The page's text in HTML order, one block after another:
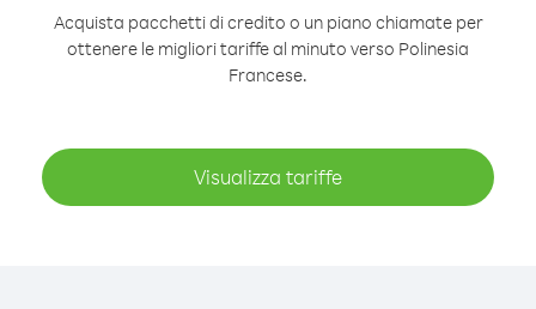
Acquista pacchetti di credito o un piano chiamate per
ottenere le migliori tariffe al minuto verso Polinesia
Francese.
Visualizza tariffe